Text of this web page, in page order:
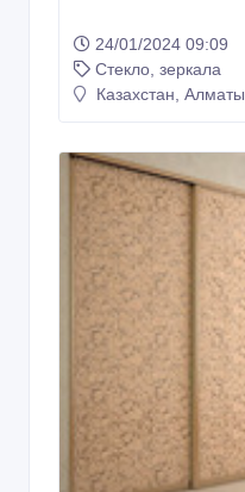
24/01/2024 09:09
Стекло, зеркала
Казахстан, Алматы